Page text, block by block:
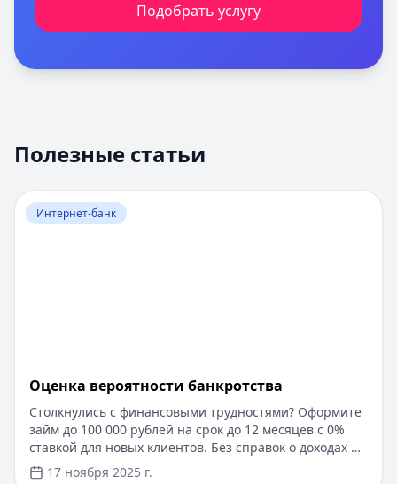
Подобрать услугу
Полезные статьи
Перейти к статье: Оценка вероятности банкротства
Интернет-банк
Оценка вероятности банкротства
Столкнулись с финансовыми трудностями? Оформите
займ до 100 000 рублей на срок до 12 месяцев с 0%
ставкой для новых клиентов. Без справок о доходах и
документов — решение за 5 минут. Получите деньги
17 ноября 2025 г.